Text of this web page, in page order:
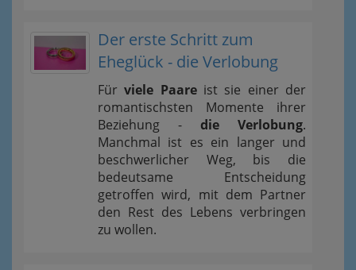
Der erste Schritt zum
Eheglück - die Verlobung
Fürviele Paareist sie einer der
romantischsten Momente ihrer
Beziehung - die Verlobung.
Manchmal ist es ein langer und
beschwerlicher Weg, bis die
bedeutsame Entscheidung
getroffen wird, mit dem Partner
den Rest des Lebens verbringen
zu wollen.